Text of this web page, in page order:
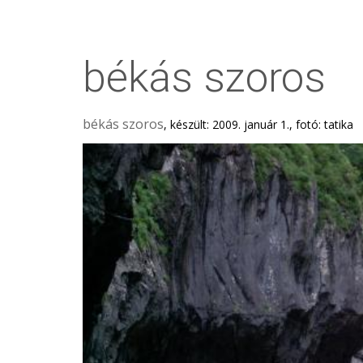
békás szoros
békás szoros, készült: 2009. január 1., fotó: tatika